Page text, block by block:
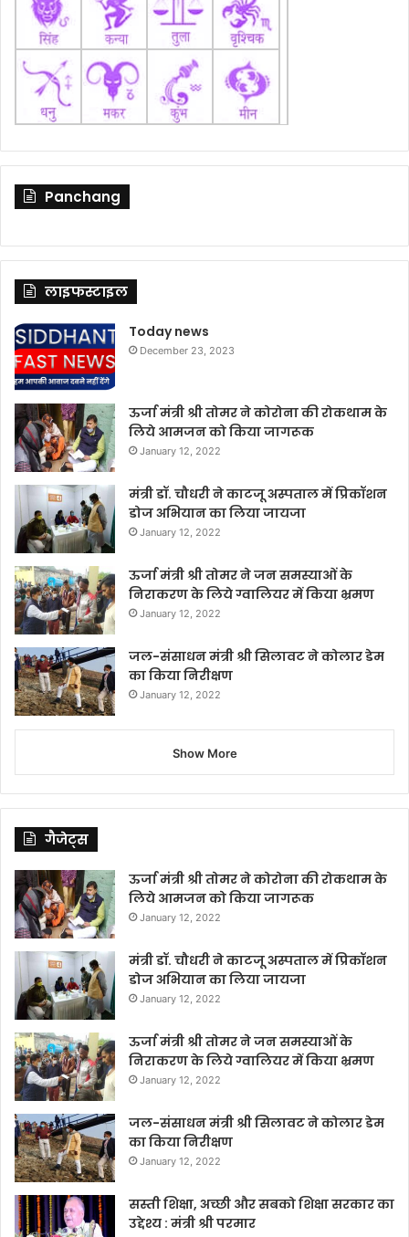
Panchang
लाइफस्टाइल
Today news
December 23, 2023
ऊर्जा मंत्री श्री तोमर ने कोरोना की रोकथाम के
लिये आमजन को किया जागरूक
January 12, 2022
मंत्री डॉ. चौधरी ने काटजू अस्पताल में प्रिकॉशन
डोज अभियान का लिया जायजा
January 12, 2022
ऊर्जा मंत्री श्री तोमर ने जन समस्याओं के
निराकरण के लिये ग्वालियर में किया भ्रमण
January 12, 2022
जल-संसाधन मंत्री श्री सिलावट ने कोलार डेम
का किया निरीक्षण
January 12, 2022
Show More
गैजेट्स
ऊर्जा मंत्री श्री तोमर ने कोरोना की रोकथाम के
लिये आमजन को किया जागरूक
January 12, 2022
मंत्री डॉ. चौधरी ने काटजू अस्पताल में प्रिकॉशन
डोज अभियान का लिया जायजा
January 12, 2022
ऊर्जा मंत्री श्री तोमर ने जन समस्याओं के
निराकरण के लिये ग्वालियर में किया भ्रमण
January 12, 2022
जल-संसाधन मंत्री श्री सिलावट ने कोलार डेम
का किया निरीक्षण
January 12, 2022
सस्ती शिक्षा, अच्छी और सबको शिक्षा सरकार का
उद्देश्य : मंत्री श्री परमार